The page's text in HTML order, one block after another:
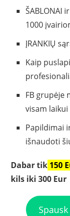
ŠABLONAI
1000
ĮRANKIŲ
Kaip
FB grupėje
visam laikui
Papildimai
išnaudoti
Dabar tik 150
kils iki 300 Eur